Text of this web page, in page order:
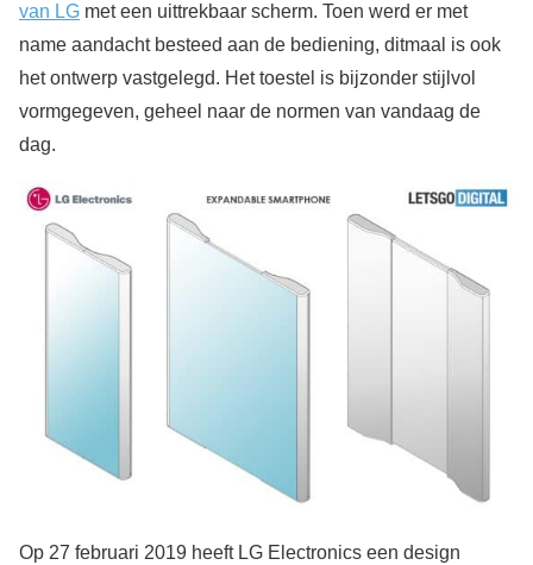
van LG met een uittrekbaar scherm. Toen werd er met
name aandacht besteed aan de bediening, ditmaal is ook
het ontwerp vastgelegd. Het toestel is bijzonder stijlvol
vormgegeven, geheel naar de normen van vandaag de
dag.
Op 27 februari 2019 heeft LG Electronics een design